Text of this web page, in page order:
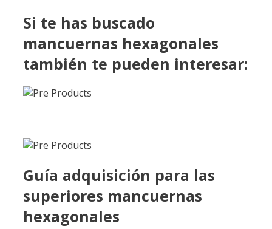
Si te has buscado
mancuernas hexagonales
también te pueden interesar:
Guía adquisición para las
superiores mancuernas
hexagonales